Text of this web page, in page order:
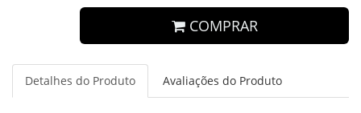
COMPRAR
Detalhes do Produto Avaliações do Produto